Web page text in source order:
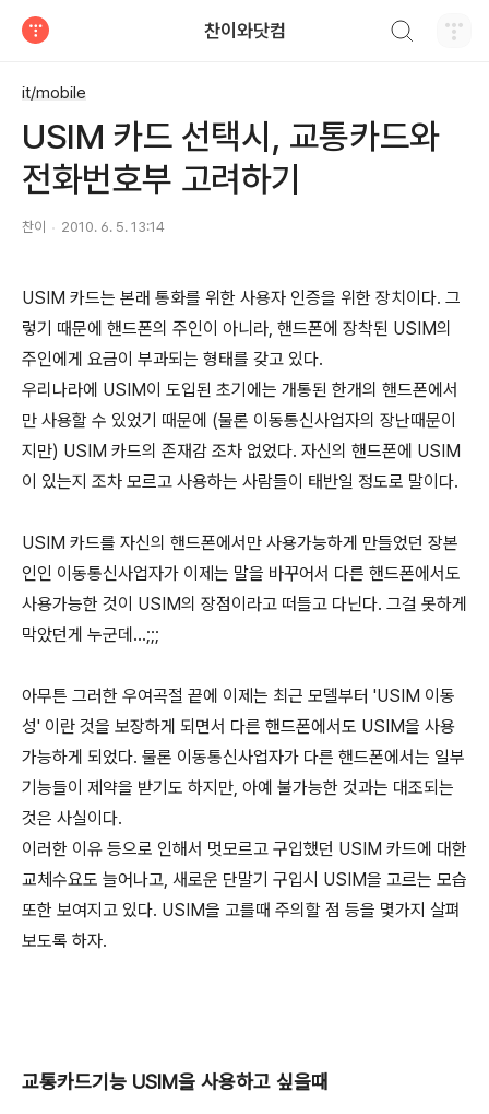
찬이와닷컴
it/mobile
USIM 카드 선택시, 교통카드와
전화번호부 고려하기
찬이 2010. 6. 5. 13:14
USIM 카드는 본래 통화를 위한 사용자 인증을 위한 장치이다. 그
렇기 때문에 핸드폰의 주인이 아니라, 핸드폰에 장착된 USIM의
주인에게 요금이 부과되는 형태를 갖고 있다.
우리나라에 USIM이 도입된 초기에는 개통된 한개의 핸드폰에서
만 사용할 수 있었기 때문에 (물론 이동통신사업자의 장난때문이
지만) USIM 카드의 존재감 조차 없었다. 자신의 핸드폰에 USIM
이 있는지 조차 모르고 사용하는 사람들이 태반일 정도로 말이다.
USIM 카드를 자신의 핸드폰에서만 사용가능하게 만들었던 장본
인인 이동통신사업자가 이제는 말을 바꾸어서 다른 핸드폰에서도
사용가능한 것이 USIM의 장점이라고 떠들고 다닌다. 그걸 못하게
막았던게 누군데...;;;
아무튼 그러한 우여곡절 끝에 이제는 최근 모델부터 'USIM 이동
성' 이란 것을 보장하게 되면서 다른 핸드폰에서도 USIM을 사용
가능하게 되었다. 물론 이동통신사업자가 다른 핸드폰에서는 일부
기능들이 제약을 받기도 하지만, 아예 불가능한 것과는 대조되는
것은 사실이다.
이러한 이유 등으로 인해서 멋모르고 구입했던 USIM 카드에 대한
교체수요도 늘어나고, 새로운 단말기 구입시 USIM을 고르는 모습
또한 보여지고 있다. USIM을 고를때 주의할 점 등을 몇가지 살펴
보도록 하자.
교통카드기능 USIM을 사용하고 싶을때